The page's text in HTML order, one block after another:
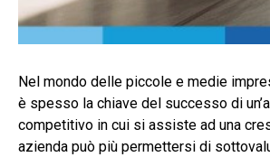
Nel mondo delle piccole e medie
è spesso la chiave del successo di
competitivo in cui si assiste ad una
azienda può più permettersi di